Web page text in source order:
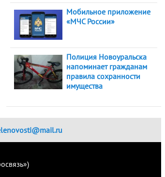
Мобильное приложение
«МЧС России»
Полиция Новоуральска
напоминает гражданам
правила сохранности
имущества